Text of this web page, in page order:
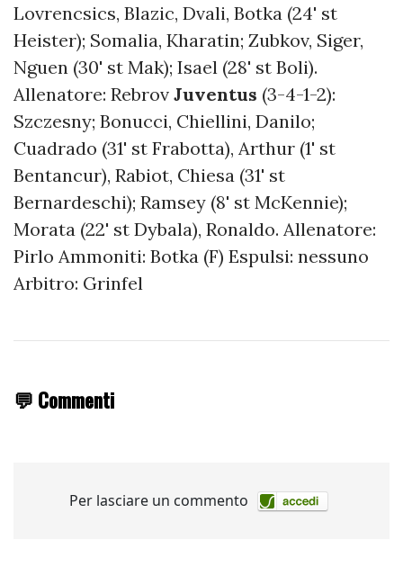
Lovrencsics, Blazic, Dvali, Botka (24' st
Heister); Somalia, Kharatin; Zubkov, Siger,
Nguen (30' st Mak); Isael (28' st Boli).
Allenatore: Rebrov Juventus (3-4-1-2):
Szczesny; Bonucci, Chiellini, Danilo;
Cuadrado (31' st Frabotta), Arthur (1' st
Bentancur), Rabiot, Chiesa (31' st
Bernardeschi); Ramsey (8' st McKennie);
Morata (22' st Dybala), Ronaldo. Allenatore:
Pirlo Ammoniti: Botka (F) Espulsi: nessuno
Arbitro: Grinfel
💬 Commenti